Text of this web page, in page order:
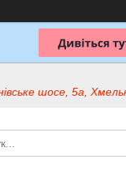
шосе, 5а,